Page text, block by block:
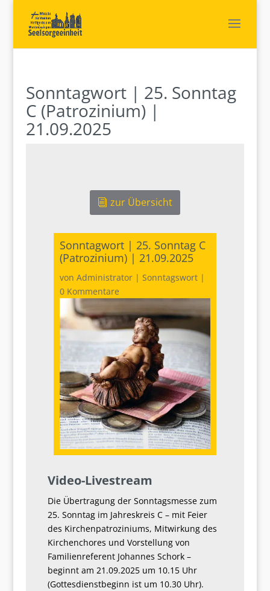
Sonntagwort | 25. Sonntag
C (Patrozinium) |
21.09.2025
zur Übersicht
Sonntagwort | 25. Sonntag C
(Patrozinium) | 21.09.2025
von Administrator| Sonntagswort|
0 Kommentare
Video-Livestream
Die Übertragung der Sonntagsmesse zum
25. Sonntag im Jahreskreis C – mit Feier
des Kirchenpatroziniums, Mitwirkung des
Kirchenchores und Vorstellung von
Familienreferent Johannes Schork –
beginnt am 21.09.2025 um 10.15 Uhr
(Gottesdienstbeginn ist um 10.30 Uhr).